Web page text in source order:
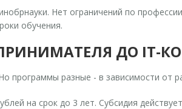
Нет ограничений по
обучения.
ДО IT-
программы разные - в зависимости от
на срок до 3 лет. Субсидия